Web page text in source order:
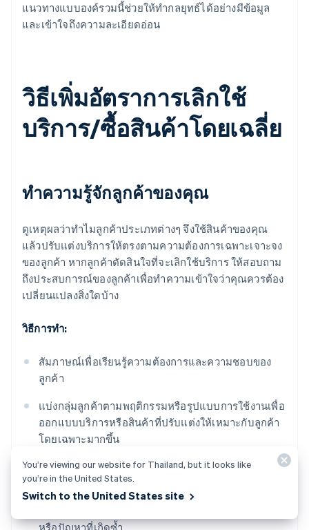
แนวทางแบบองค์รวมนี้ช่วยให้ทำกลยุทธ์ได้อย่างมีข้อมูล
และเข้าใจถึงความละเอียดอ่อน
วิธีเพิ่มอัตราการเลิกใช้
บริการ/ซื้อสินค้าโดยเฉลี่ย
ทําความรู้จักลูกค้าของคุณ
ดูเหตุผลว่าทําไมลูกค้าประเภทต่างๆ จึงใช้สินค้าของคุณ
แล้วปรับแต่งบริการให้ตรงตามความต้องการเฉพาะเจาะจง
ของลูกค้า หากลูกค้าตัดสินใจที่จะเลิกใช้บริการ ให้สอบถาม
ถึงประสบการณ์ของลูกค้าเพื่อทําความเข้าใจว่าคุณควรต้อง
เปลี่ยนแปลงสิ่งใดบ้าง
วิธีการทํา:
สัมภาษณ์เพื่อเรียนรู้ความต้องการและความชอบของ
ลูกค้า
แบ่งกลุ่มลูกค้าตามพฤติกรรมหรือรูปแบบการใช้งานเพื่อ
ออกแบบบริการหรือสินค้าที่ปรับแต่งให้เหมาะกับลูกค้า
โดยเฉพาะมากขึ้น
เมื่อลูกค้ายกเลิกการสมัครใช้บริการ ให้ทําแบบสํารวจอ
ย่างง่ายที่ไม่บังคับให้ต้องทำเพื่อให้ลูกค้าบอกเหตุผล
You’re viewing our website for Thailand, but it looks like
you’re in the United States.
Switch to the United States site